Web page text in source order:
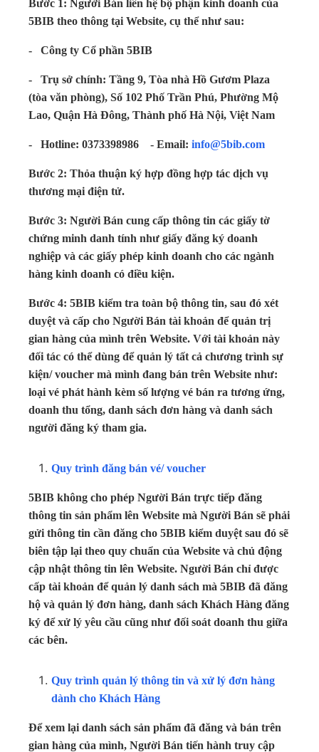
Bước 1: Người Bán liên hệ bộ phận kinh doanh của
5BIB theo thông tại Website, cụ thể như sau:
- Công ty Cổ phần 5BIB
- Trụ sở chính: Tầng 9, Tòa nhà Hồ Gươm Plaza
(tòa văn phòng), Số 102 Phố Trần Phú, Phường Mộ
Lao, Quận Hà Đông, Thành phố Hà Nội, Việt Nam
- Hotline: 0373398986 - Email: info@5bib.com
Bước 2: Thỏa thuận ký hợp đồng hợp tác dịch vụ
thương mại điện tử.
Bước 3: Người Bán cung cấp thông tin các giấy tờ
chứng minh danh tính như giấy đăng ký doanh
nghiệp và các giấy phép kinh doanh cho các ngành
hàng kinh doanh có điều kiện.
Bước 4: 5BIB kiểm tra toàn bộ thông tin, sau đó xét
duyệt và cấp cho Người Bán tài khoản để quản trị
gian hàng của mình trên Website. Với tài khoản này
đối tác có thể dùng để quản lý tất cả chương trình sự
kiện/ voucher mà mình đang bán trên Website như:
loại vé phát hành kèm số lượng vé bán ra tương ứng,
doanh thu tổng, danh sách đơn hàng và danh sách
người đăng ký tham gia.
Quy trình đăng bán vé/ voucher
5BIB không cho phép Người Bán trực tiếp đăng
thông tin sản phẩm lên Website mà Người Bán sẽ phải
gửi thông tin cần đăng cho 5BIB kiểm duyệt sau đó sẽ
biên tập lại theo quy chuẩn của Website và chủ động
cập nhật thông tin lên Website. Người Bán chỉ được
cấp tài khoản để quản lý danh sách mà 5BIB đã đăng
hộ và quản lý đơn hàng, danh sách Khách Hàng đăng
ký để xử lý yêu cầu cũng như đối soát doanh thu giữa
các bên.
Quy trình quản lý thông tin và xử lý đơn hàng
dành cho Khách Hàng
Để xem lại danh sách sản phẩm đã đăng và bán trên
gian hàng của mình, Người Bán tiến hành truy cập